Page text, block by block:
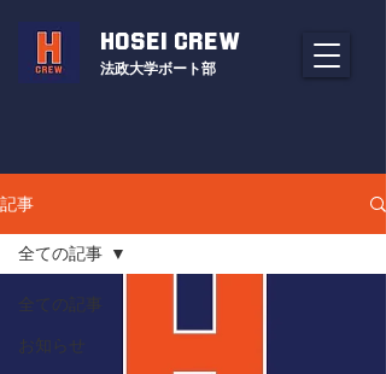
HOSEI CREW
法政大学ボート部
記事
全ての記事
お知らせ
全ての記事